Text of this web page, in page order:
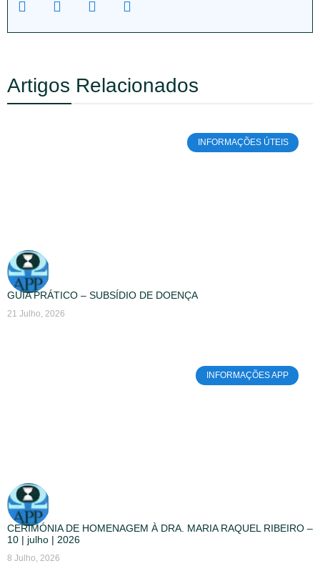
Artigos Relacionados
INFORMAÇÕES ÚTEIS
GUIA PRÁTICO – SUBSÍDIO DE DOENÇA
21 Julho, 2026
INFORMAÇÕES APP
CERIMÓNIA DE HOMENAGEM À DRA. MARIA RAQUEL RIBEIRO –
10 | julho | 2026
8 Julho, 2026